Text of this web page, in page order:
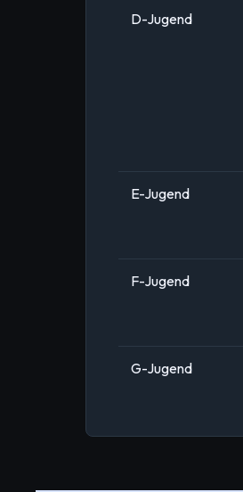
D-Jugend
E-Jugend
F-Jugend
G-Jugend